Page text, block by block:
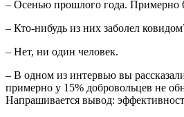
– Осенью прошлого года. Примерно
– Кто-нибудь из них заболел
– Нет, ни один человек.
– В одном из интервью вы
примерно у 15% добровольцев не
Напрашивается вывод: